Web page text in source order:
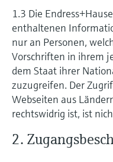
und konfigurieren
Device Viewer
Produktspezifische
Dokumente finden
Ersatzteilsuche
Ersatzteile anhand von
Bestellcode oder
Mikrowellenschranke
Füllstandsmessung
Füllstandsmessung
Alle ansehen
Analysatoren für
Aluminium & Chromat
Prozessphotometer
Memosens-
Prozesstransparenz
1.3 Die
enthaltenen
nur an Personen,
Vorschriften in ihrem
dem Staat ihrer
zuzugreifen. Der
Webseiten aus
rechtswidrig ist, ist
2.